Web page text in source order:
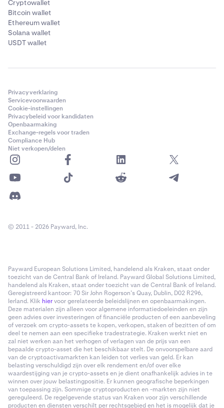
Cryptowallet
Bitcoin wallet
Ethereum wallet
Solana wallet
USDT wallet
Privacyverklaring
Servicevoorwaarden
Cookie-instellingen
Privacybeleid voor kandidaten
Openbaarmaking
Exchange-regels voor traden
Compliance Hub
Niet verkopen/delen
© 2011 - 2026 Payward, Inc.
Payward European Solutions Limited, handelend als Kraken, staat onder
toezicht van de Central Bank of Ireland. Payward Global Solutions Limited,
handelend als Kraken, staat onder toezicht van de Central Bank of Ireland.
Geregistreerd kantoor: 70 Sir John Rogerson’s Quay, Dublin, D02 R296,
Ierland. Klik hiervoor gerelateerde beleidslijnen en openbaarmakingen.
Deze materialen zijn alleen voor algemene informatiedoeleinden en zijn
geen advies over investeringen of financiële producten of een aanbeveling
of verzoek om crypto-assets te kopen, verkopen, staken of bezitten of om
deel te nemen aan een specifieke tradestrategie. Kraken werkt niet en
zal niet werken aan het verhogen of verlagen van de prijs van een
bepaalde crypto-asset die het beschikbaar stelt. De onvoorspelbare aard
van de cryptoactivamarkten kan leiden tot verlies van geld. Er kan
belasting verschuldigd zijn over elk rendement en/of over elke
waardestijging van je crypto-assets en je dient onafhankelijk advies in te
winnen over jouw belastingpositie. Er kunnen geografische beperkingen
van toepassing zijn. Sommige cryptoproducten en -markten zijn niet
gereguleerd. De regelgevende status van Kraken voor zijn verschillende
producten en diensten verschilt per rechtsgebied en het is mogelijk dat je